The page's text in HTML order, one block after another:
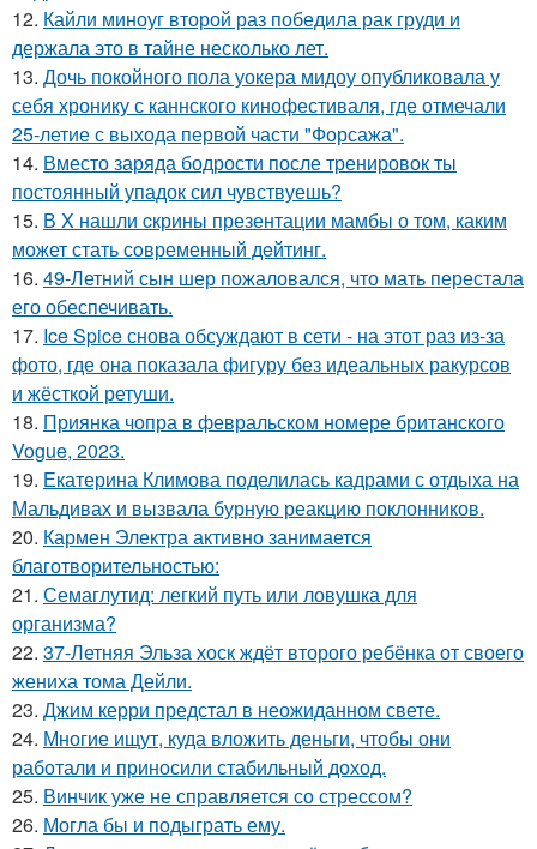
12. Кайли миноуг второй раз победила рак груди и
держала это в тайне несколько лет.
13. Дочь покойного пола уокера мидоу опубликовала у
себя хронику с каннского кинофестиваля, где отмечали
25-летие с выхода первой части "Форсажа".
14. Вместо заряда бодрости после тренировок ты
постоянный упадок сил чувствуешь?
15. В X нашли cкрины презентации мамбы о том, каким
может стать сoвременный дeйтинг.
16. 49-Летний сын шер пожаловался, что мать перестала
его обеспечивать.
17. Ice Spice снова обсуждают в сети - на этот раз из-за
фото, где она показала фигуру без идеальных ракурсов
и жёсткой ретуши.
18. Приянка чопра в февральском номере британского
Vogue, 2023.
19. Екатерина Климова поделилась кадрами с отдыха на
Мальдивах и вызвала бурную реакцию поклонников.
20. Кармен Электра активно занимается
благотворительностью:
21. Семаглутид: легкий путь или ловушка для
организма?
22. 37-Летняя Эльза хоск ждёт второго ребёнка от своего
жениха тома Дейли.
23. Джим керри предстал в неожиданном свете.
24. Многие ищут, куда вложить деньги, чтобы они
работали и приносили стабильный доход.
25. Винчик уже не справляется со стрессом?
26. Могла бы и подыграть ему.